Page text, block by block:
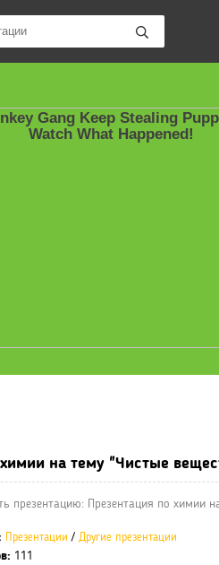
на тему "Чистые
презентацию: Презентация по химии
Презентации / Другие презентации
111